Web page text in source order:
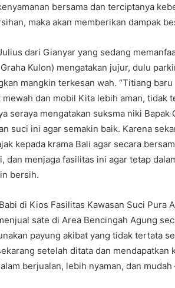
bersama dan terciptanya
maka akan memberikan dampak
dari Gianyar yang sedang
Kulon) mengatakan jujur, dulu
mangkin terkesan wah. “Titiang
mewah dan mobil Kita lebih aman, tidak
seraya mengatakan suksma niki
suci ini agar semakin baik. Karena
kepada krama Bali agar secara
dan menjaga fasilitas ini agar tetap
bersih.
di Kios Fasilitas Kawasan Suci Pura
sate di Area Bencingah Agung
payung akibat yang tidak tertata
setelah ditata dan mendapatkan
berjualan, lebih nyaman, dan mudah